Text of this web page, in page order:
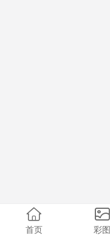
首页 彩图